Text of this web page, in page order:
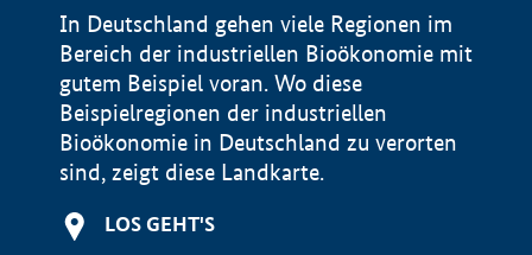
In Deutschland gehen viele Regionen im
Bereich der industriellen Bioökonomie mit
gutem Beispiel voran. Wo diese
Beispielregionen der industriellen
Bioökonomie in Deutschland zu verorten
sind, zeigt diese Landkarte.
LOS GEHT'S